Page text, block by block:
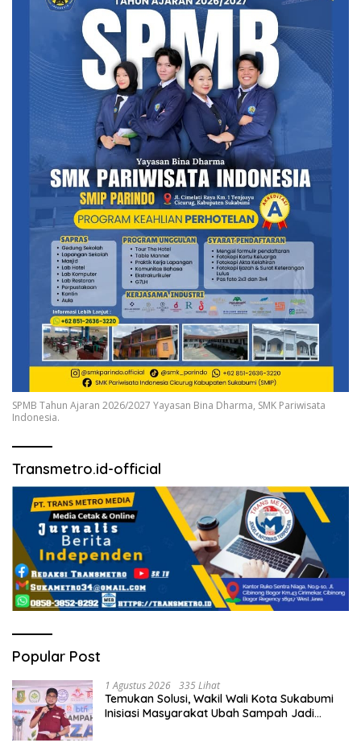
SPMB Tahun Ajaran 2026/2027 Yayasan Bina Dharma, SMK Pariwisata
Indonesia.
Transmetro.id-official
Popular Post
1 Agustus 2026 335 Lihat
Temukan Solusi, Wakil Wali Kota Sukabumi
Inisiasi Masyarakat Ubah Sampah Jadi